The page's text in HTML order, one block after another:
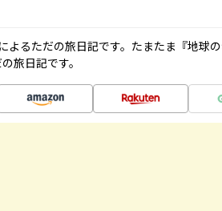
よるただの旅日記です。たまたま『地球
旅日記です。